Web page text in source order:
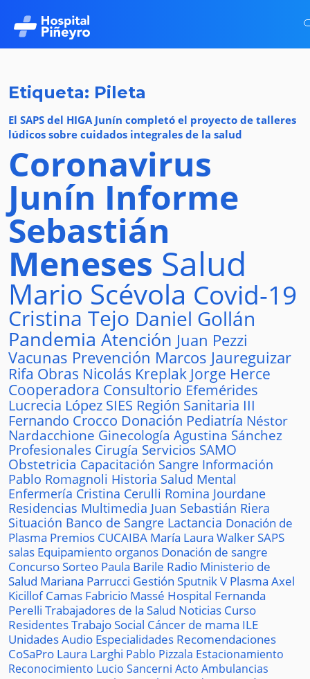
Etiqueta: Pileta
El SAPS del HIGA Junín completó el proyecto de talleres
lúdicos sobre cuidados integrales de la salud
Coronavirus
Junín Informe
Sebastián
Meneses Salud
Mario Scévola Covid-19
Cristina Tejo Daniel Gollán
Pandemia Atención Juan Pezzi
Vacunas Prevención Marcos Jaureguizar
Rifa Obras Nicolás Kreplak Jorge Herce
Cooperadora Consultorio Efemérides
Lucrecia López SIES Región Sanitaria III
Fernando Crocco Donación Pediatría Néstor
Nardacchione Ginecología Agustina Sánchez
Profesionales Cirugía Servicios SAMO
Obstetricia Capacitación Sangre Información
Pablo Romagnoli Historia Salud Mental
Enfermería Cristina Cerulli Romina Jourdane
Residencias Multimedia Juan Sebastián Riera
Situación Banco de Sangre Lactancia Donación de
Plasma Premios CUCAIBA María Laura WalkerSAPS
salas Equipamiento organos Donación de sangre
ConcursoSorteo Paula Barile Radio Ministerio de
Salud Mariana Parrucci Gestión Sputnik V Plasma Axel
KicillofCamas Fabricio Massé Hospital Fernanda
Perelli Trabajadores de la Salud Noticias Curso
ResidentesTrabajo Social Cáncer de mama ILE
UnidadesAudio Especialidades Recomendaciones
CoSaPro Laura Larghi Pablo Pizzala Estacionamiento
Reconocimiento Lucio Sancerni Acto Ambulancias